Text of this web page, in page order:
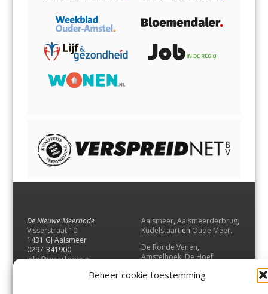
Beheer cookie toestemming
De Nieuwe Meerbode
Visserstraat 10
1431 GJ Aalsmeer
0297-341900
info@meerbode.nl
Aalsmeer, Aalsmeerderbrug,
Kudelstaart en Oude Meer.
De Ronde Venen,
Amstelhoek,De Hoef,
Vrouwenakker,Waverveen